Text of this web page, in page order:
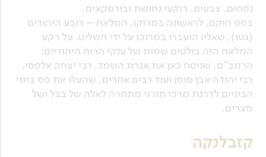
נפחים, צבעים, רוקעי נחושת ובורסקאים.
בפס הוקם, לראשונה במרוקו, המלאח – רובע היהודים
(גטו), שאליו הועברו במרוכז על ידי השליט. על רקע
המלאח הזה בולטים שמות של ענקי הרוח היהודיים:
הרמב"ם, שניסח כאן את אגרת השמד, רבי יצחק אלפסי,
רבי יהודה אבן סוסן ועוד רבים אחרים, שהעלו את פס בימי
הביניים לדרגת מרכז תורני מתחרה לאלה של בבל ושל
מצרים.
קזבלנקה